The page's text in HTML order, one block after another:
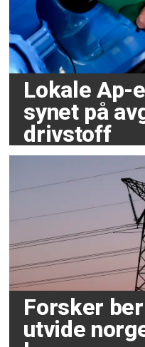
Lokale Ap-
synet på
drivstoff
Forsker
utvide